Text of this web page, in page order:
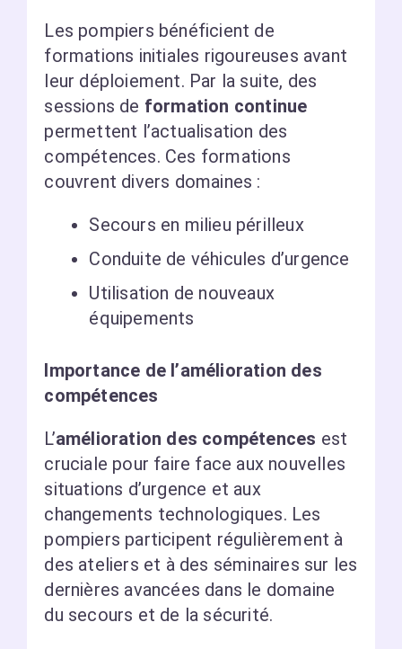
Les pompiers bénéficient de
formations initiales rigoureuses avant
leur déploiement. Par la suite, des
sessions de formation continue
permettent l’actualisation des
compétences. Ces formations
couvrent divers domaines :
Secours en milieu périlleux
Conduite de véhicules d’urgence
Utilisation de nouveaux
équipements
Importance de l’amélioration des
compétences
L’amélioration des compétences est
cruciale pour faire face aux nouvelles
situations d’urgence et aux
changements technologiques. Les
pompiers participent régulièrement à
des ateliers et à des séminaires sur les
dernières avancées dans le domaine
du secours et de la sécurité.